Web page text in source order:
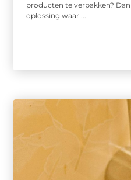
producten te verpakken?
oplossing waar ...